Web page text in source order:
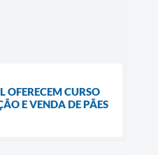
OFERECEM CURSO
E VENDA DE PÃES